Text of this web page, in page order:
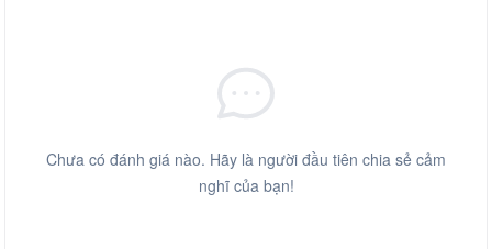
Chưa có đánh giá nào. Hãy là người đầu tiên chia sẻ cảm
nghĩ của bạn!